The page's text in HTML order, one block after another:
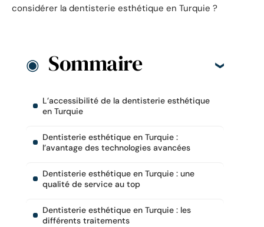
considérer la dentisterie esthétique en Turquie ?
Sommaire
L’accessibilité de la dentisterie esthétique
en Turquie
Dentisterie esthétique en Turquie :
l’avantage des technologies avancées
Dentisterie esthétique en Turquie : une
qualité de service au top
Dentisterie esthétique en Turquie : les
différents traitements